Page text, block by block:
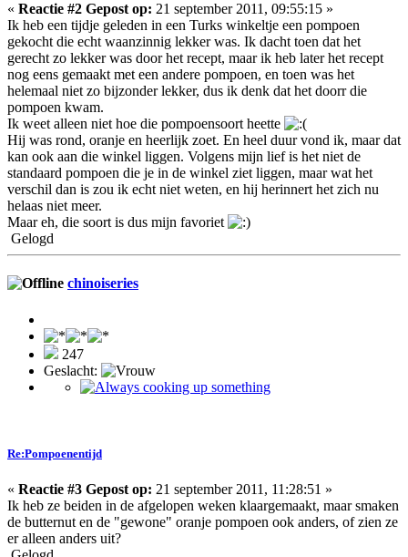
« Reactie #2 Gepost op: 21 september 2011, 09:55:15 »
Ik heb een tijdje geleden in een Turks winkeltje een pompoen
gekocht die echt waanzinnig lekker was. Ik dacht toen dat het
gerecht zo lekker was door het recept, maar ik heb later het recept
nog eens gemaakt met een andere pompoen, en toen was het
helemaal niet zo bijzonder lekker, dus ik denk dat het doorr die
pompoen kwam.
Ik weet alleen niet hoe die pompoensoort heette
Hij was rond, oranje en heerlijk zoet. En heel duur vond ik, maar dat
kan ook aan die winkel liggen. Volgens mijn lief is het niet de
standaard pompoen die je in de winkel ziet liggen, maar wat het
verschil dan is zou ik echt niet weten, en hij herinnert het zich nu
helaas niet meer.
Maar eh, die soort is dus mijn favoriet
Gelogd
chinoiseries
247
Geslacht:
Re:Pompoenentijd
« Reactie #3 Gepost op: 21 september 2011, 11:28:51 »
Ik heb ze beiden in de afgelopen weken klaargemaakt, maar smaken
de butternut en de "gewone" oranje pompoen ook anders, of zien ze
er alleen anders uit?